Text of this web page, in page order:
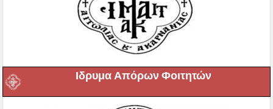
Ιδρυμα Απόρων Φοιτητών